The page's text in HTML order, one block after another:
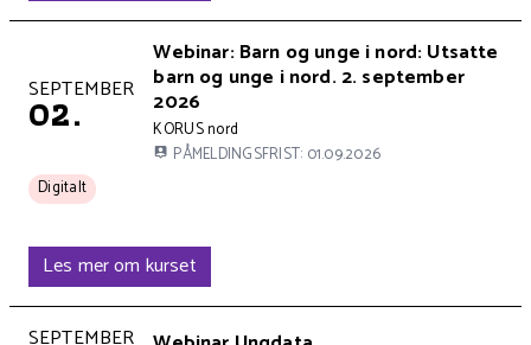
Kursets overskrift
Webinar: Barn og unge i nord: Utsatte
barn og unge i nord. 2. september
2026
Kursets arrangør er
KORUS nord
PÅMELDINGSFRIST: 01.09.2026
Kurset holdes på
SEPTEMBER
02.
Kurset arrangeres
Digitalt
Les mer om kurset
SEPTEMBER